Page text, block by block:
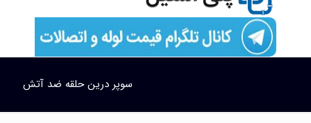
سوپر درین حلقه ضد آتش